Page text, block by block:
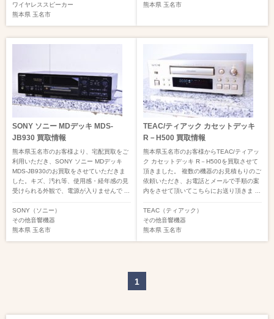
ワイヤレススピーカー
熊本県 玉名市
熊本県 玉名市
SONY ソニー MDデッキ MDS-
JB930 買取情報
熊本県玉名市のお客様より、宅配買取をご
利用いただき、SONY ソニー MDデッキ
MDS-JB930のお買取をさせていただきま
した。キズ、汚れ等、使用感・経年感の見
受けられる外観で、電源が入りませんで ...
SONY（ソニー）
その他音響機器
熊本県 玉名市
TEAC/ティアック カセットデッキ
R－H500 買取情報
熊本県玉名市のお客様からTEAC/ティアッ
ク カセットデッキ R－H500を買取させて
頂きました。 複数の機器のお見積もりのご
依頼いただき、お電話とメールで手順の案
内をさせて頂いてこちらにお送り頂きま ...
TEAC（ティアック）
その他音響機器
熊本県 玉名市
1